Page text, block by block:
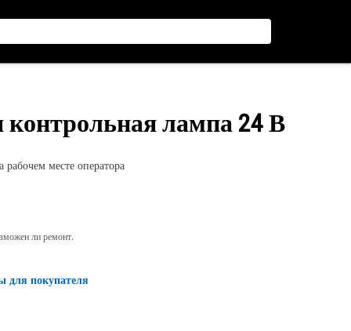
контрольная лампа 24 В
месте оператора
ли ремонт.
для покупателя